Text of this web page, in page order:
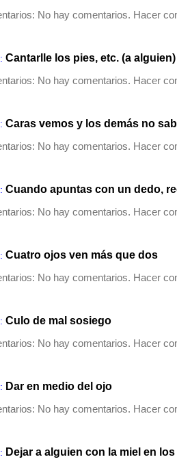
No hay comentarios. Hacer
Cantarlle los pies, etc. (a alguien)
No hay comentarios. Hacer
Caras vemos y los demás no
No hay comentarios. Hacer
Cuando apuntas con un dedo,
No hay comentarios. Hacer
Cuatro ojos ven más que dos
No hay comentarios. Hacer
Culo de mal sosiego
No hay comentarios. Hacer
Dar en medio del ojo
No hay comentarios. Hacer
Dejar a alguien con la miel en